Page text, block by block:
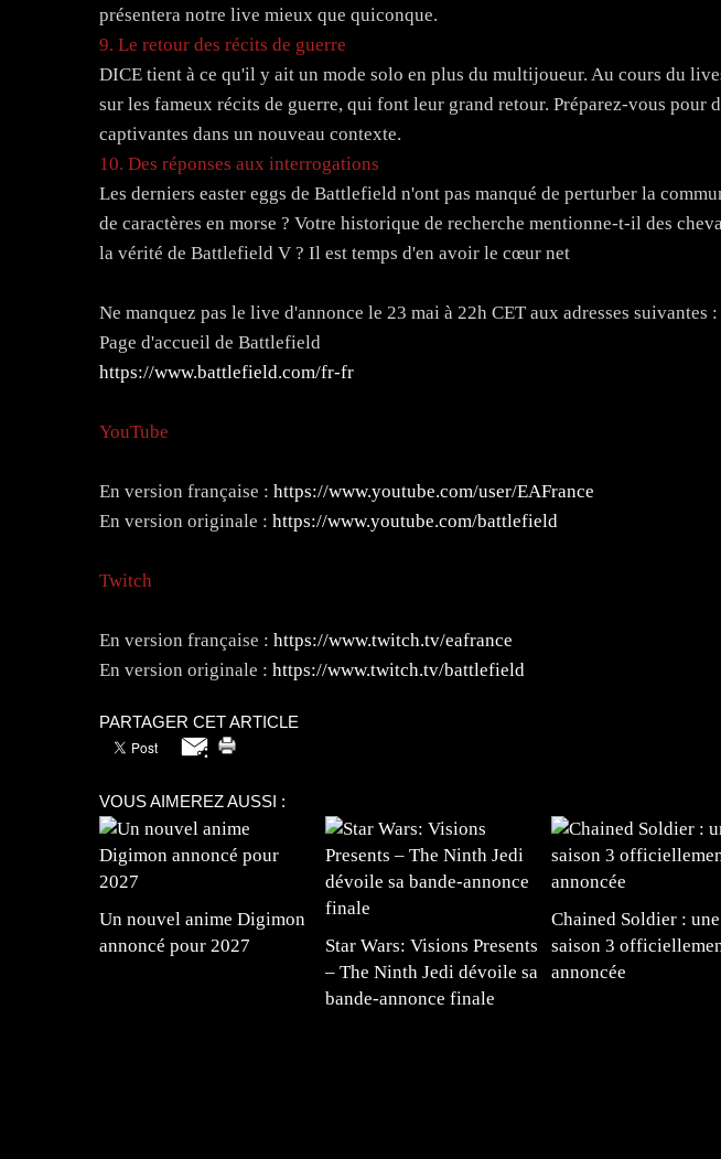
présentera notre live mieux que quiconque.
9. Le retour des récits de guerre
DICE tient à ce qu'il y ait un mode solo en plus du multijoueur. Au cours du
sur les fameux récits de guerre, qui font leur grand retour. Préparez-vous pour
captivantes dans un nouveau contexte.
10. Des réponses aux interrogations
Les derniers easter eggs de Battlefield n'ont pas manqué de perturber la
de caractères en morse ? Votre historique de recherche mentionne-t-il des
la vérité de Battlefield V ? Il est temps d'en avoir le cœur net
Ne manquez pas le live d'annonce le 23 mai à 22h CET aux adresses suivantes :
Page d'accueil de Battlefield
https://www.battlefield.com/fr-fr
YouTube
En version française : https://www.youtube.com/user/EAFrance
En version originale : https://www.youtube.com/battlefield
Twitch
En version française : https://www.twitch.tv/eafrance
En version originale : https://www.twitch.tv/battlefield
PARTAGER CET ARTICLE
VOUS AIMEREZ AUSSI :
Un nouvel anime Digimon
annoncé pour 2027
Star Wars: Visions Presents
– The Ninth Jedi dévoile sa
bande-annonce finale
Chained Soldier : une
saison 3
annoncée